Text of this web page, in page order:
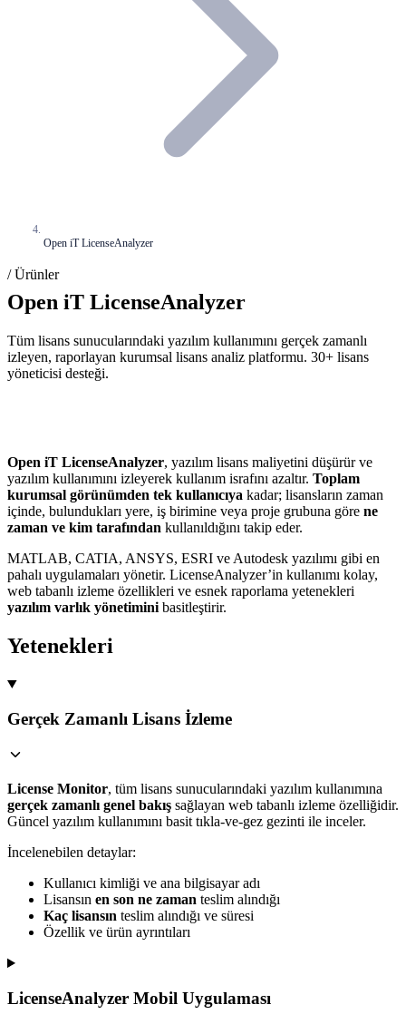
Open iT LicenseAnalyzer
/ Ürünler
Open iT LicenseAnalyzer
Tüm lisans sunucularındaki yazılım kullanımını gerçek zamanlı
izleyen, raporlayan kurumsal lisans analiz platformu. 30+ lisans
yöneticisi desteği.
Open iT LicenseAnalyzer, yazılım lisans maliyetini düşürür ve
yazılım kullanımını izleyerek kullanım israfını azaltır. Toplam
kurumsal görünümden tek kullanıcıya kadar; lisansların zaman
içinde, bulundukları yere, iş birimine veya proje grubuna göre ne
zaman ve kim tarafından kullanıldığını takip eder.
MATLAB, CATIA, ANSYS, ESRI ve Autodesk yazılımı gibi en
pahalı uygulamaları yönetir. LicenseAnalyzer’in kullanımı kolay,
web tabanlı izleme özellikleri ve esnek raporlama yetenekleri
yazılım varlık yönetimini basitleştirir.
Yetenekleri
Gerçek Zamanlı Lisans İzleme
License Monitor, tüm lisans sunucularındaki yazılım kullanımına
gerçek zamanlı genel bakış sağlayan web tabanlı izleme özelliğidir.
Güncel yazılım kullanımını basit tıkla-ve-gez gezinti ile inceler.
İncelenebilen detaylar:
Kullanıcı kimliği ve ana bilgisayar adı
Lisansın en son ne zaman teslim alındığı
Kaç lisansın teslim alındığı ve süresi
Özellik ve ürün ayrıntıları
LicenseAnalyzer Mobil Uygulaması